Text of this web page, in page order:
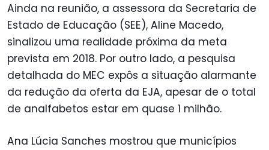
Ainda na reunião, a assessora da Secretaria de
Estado de Educação (SEE), Aline Macedo,
sinalizou uma realidade próxima da meta
prevista em 2018. Por outro lado, a pesquisa
detalhada do MEC expôs a situação alarmante
da redução da oferta da EJA, apesar de o total
de analfabetos estar em quase 1 milhão.
Ana Lúcia Sanches mostrou que municípios